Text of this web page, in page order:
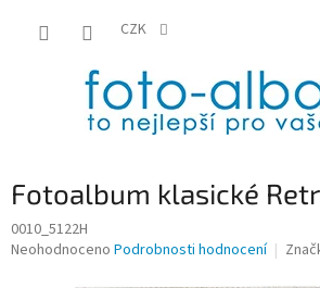
CZK
Fotoalbum klasické
0010_5122H
Průměrné
Neohodnoceno Podrobnosti hodnocení